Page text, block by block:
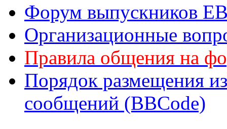
Форум выпускников
Организационные
Правила общения на
Порядок размещения
сообщений (BBCode)